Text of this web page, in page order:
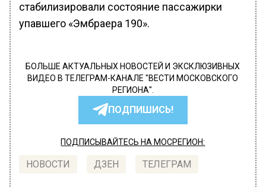
стабилизировали состояние пассажирки
упавшего «Эмбраера 190».
БОЛЬШЕ АКТУАЛЬНЫХ НОВОСТЕЙ И ЭКСКЛЮЗИВНЫХ
ВИДЕО В ТЕЛЕГРАМ-КАНАЛЕ "ВЕСТИ МОСКОВСКОГО
РЕГИОНА".
ПОДПИШИСЬ!
ПОДПИСЫВАЙТЕСЬ НА МОСРЕГИОН:
НОВОСТИ ДЗЕН ТЕЛЕГРАМ